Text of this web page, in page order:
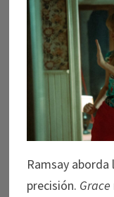
Ramsay
precisión. Grace